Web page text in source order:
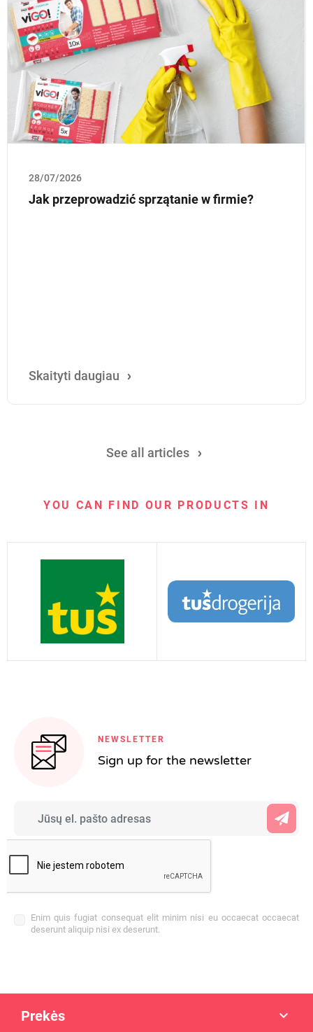
28/07/2026
Jak przeprowadzić sprzątanie w firmie?
Skaityti daugiau
See all articles
YOU CAN FIND OUR PRODUCTS IN
NEWSLETTER
Sign up for the newsletter
Enim quis fugiat consequat elit minim nisi eu occaecat occaecat
deserunt aliquip nisi ex deserunt.
Prekės 